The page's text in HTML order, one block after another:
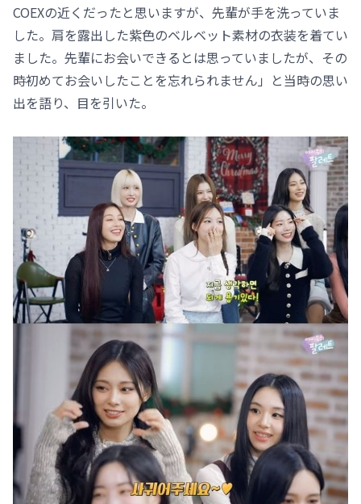
COEXの近くだったと思いますが、先輩が手を洗っていま
した。肩を露出した紫色のベルベット素材の衣装を着てい
ました。先輩にお会いできるとは思っていましたが、その
時初めてお会いしたことを忘れられません」と当時の思い
出を語り、目を引いた。